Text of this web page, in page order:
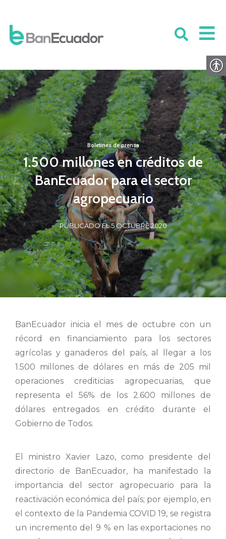
Boletines de prensa
1.500 millones en créditos de
BanEcuador para el sector
agropecuario
PUBLICADO EL 5 OCTUBRE 2020
BanEcuador inicia el mes de octubre con un
récord en financiamiento para los sectores
agrícolas y ganaderos del país, al llegar a los
1.500 millones de dólares en más de 205 mil
operaciones crediticias agropecuarias, que
representa el 56% de los 2.600 millones de
dólares entregados en crédito durante el
Gobierno de Todos.
El ministro Xavier Lazo, como presidente del
directorio de BanEcuador, ha manifestado la
importancia del sector agropecuario para la
reactivación económica del país; por ejemplo, en
el contexto de la Pandemia COVID 19, se registra
un incremento del 9 % en las exportaciones no